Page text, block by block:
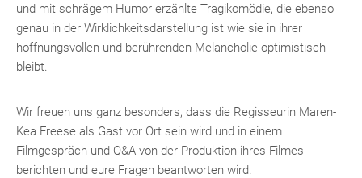
und mit schrägem Humor erzählte Tragikomödie, die ebenso
genau in der Wirklichkeitsdarstellung ist wie sie in ihrer
hoffnungsvollen und berührenden Melancholie optimistisch
bleibt.
Wir freuen uns ganz besonders, dass die Regisseurin Maren-
Kea Freese als Gast vor Ort sein wird und in einem
Filmgespräch und Q&A von der Produktion ihres Filmes
berichten und eure Fragen beantworten wird.